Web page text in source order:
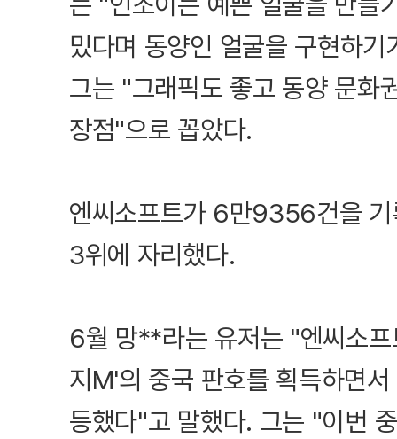
밌다며 동양인 얼굴을 구현하
그는 "그래픽도 좋고 동양 문화
장점"으로 꼽았다.
엔씨소프트가 6만9356건을 기
3위에 자리했다.
6월 망**라는 유저는 "엔씨소
지M'의 중국 판호를 획득하면
등했다"고 말했다. 그는 "이번